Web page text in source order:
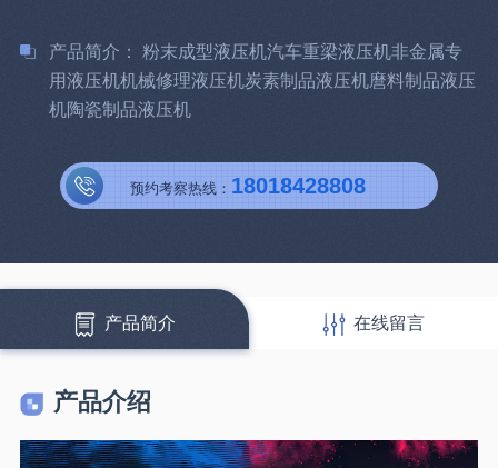
产品简介： 粉末成型液压机汽车重梁液压机非金属专
用液压机机械修理液压机炭素制品液压机麿料制品液压
机陶瓷制品液压机
预约考察热线： 18018428808
产品简介 在线留言
产品介绍